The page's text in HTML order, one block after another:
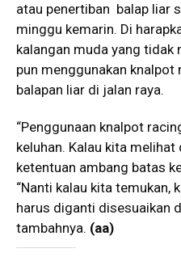
atau penertiban balap liar
minggu kemarin. Di
kalangan muda yang tidak
pun menggunakan knalpot
balapan liar di jalan raya.
“Penggunaan knalpot
keluhan. Kalau kita
ketentuan ambang batas
“Nanti kalau kita temukan,
harus diganti disesuaikan
tambahnya. (aa)